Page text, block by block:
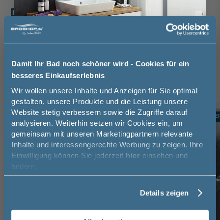
Damit Ihr Bad noch schöner wird - Cookies für ein
besseres Einkaufserlebnis
Wir wollen unsere Inhalte und Anzeigen für Sie optimal
gestalten, unsere Produkte und die Leistung unsere
Website stetig verbessern sowie die Zugriffe darauf
analysieren. Weiterhin setzen wir Cookies ein, um
gemeinsam mit unseren Marketingpartnern relevante
Inhalte und interessengerechte Werbung zu zeigen. Ihre
Einwilligung können Sie jederzeit hier einsehen und
ändern.
Details zeigen
Das passt dazu
Handtuchhalter (3)
Hochschrank (1)
Gestellfuß (1)
TOPSELLER -24%
Jetzt 50 € sparen!
Melde Sie sich hier zu unserem
Newsletter an und sparen Sie
50€* auf Ihre Bestellung!